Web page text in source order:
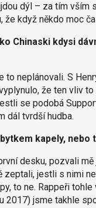
dýl – za tím vším
že když někdo moc
Chinaski kdysi
to neplánovali. S
že ten vliv
se podobá
dál tvrdší hudba.
kapely,
desku, pozvali
zeptali, jestli s nimi
to ne. Rappeři
2017) jsme takhle